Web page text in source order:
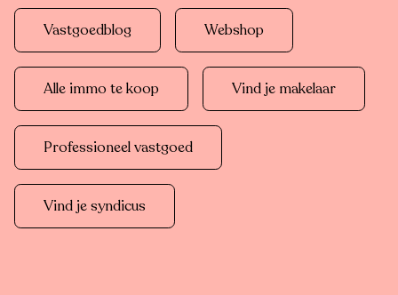
Vastgoedblog Webshop
Alle immo te koop Vind je makelaar
Professioneel vastgoed
Vind je syndicus